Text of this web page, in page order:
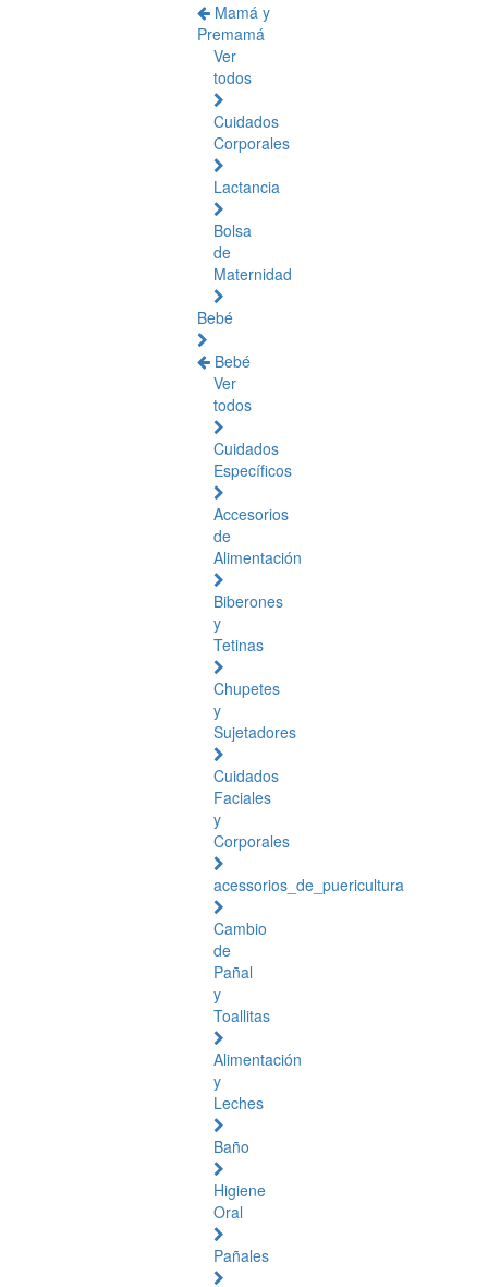
Mamá y
Premamá
Ver
todos
Cuidados
Corporales
Lactancia
Bolsa
de
Maternidad
Bebé
Bebé
Ver
todos
Cuidados
Específicos
Accesorios
de
Alimentación
Biberones
y
Tetinas
Chupetes
y
Sujetadores
Cuidados
Faciales
y
Corporales
acessorios_de_puericultura
Cambio
de
Pañal
y
Toallitas
Alimentación
y
Leches
Baño
Higiene
Oral
Pañales